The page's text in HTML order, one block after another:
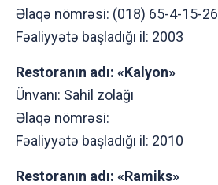
Əlaqə nömrəsi: (018) 65-4-15-26
Fəaliyyətə başladığı il: 2003
Restoranın adı: «Kalyоn»
Ünvanı: Sahil zоlağı
Əlaqə nömrəsi:
Fəaliyyətə başladığı il: 2010
Restoranın adı: «Ramiks»